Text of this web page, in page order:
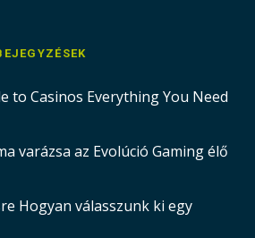
to Casinos Everything You Need
varázsa az Evolúció Gaming élő
Hogyan válasszunk ki egy